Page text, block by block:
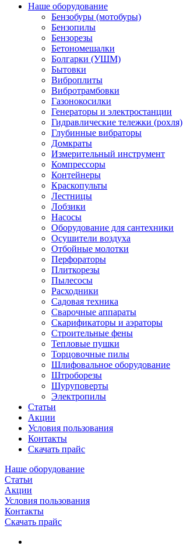
Наше оборудование
Бензобуры (мотобуры)
Бензопилы
Бензорезы
Бетономешалки
Болгарки (УШМ)
Бытовки
Виброплиты
Вибротрамбовки
Газонокосилки
Генераторы и электростанции
Гидравлические тележки (рохля)
Глубинные вибраторы
Домкраты
Измерительный инструмент
Компрессоры
Контейнеры
Краскопульты
Лестницы
Лобзики
Насосы
Оборудование для сантехники
Осушители воздуха
Отбойные молотки
Перфораторы
Плиткорезы
Пылесосы
Расходники
Садовая техника
Сварочные аппараты
Скарификаторы и аэраторы
Строительные фены
Тепловые пушки
Торцовочные пилы
Шлифовальное оборудование
Штроборезы
Шуруповерты
Электропилы
Статьи
Акции
Условия пользования
Контакты
Скачать прайс
Наше оборудование
Статьи
Акции
Условия пользования
Контакты
Скачать прайс